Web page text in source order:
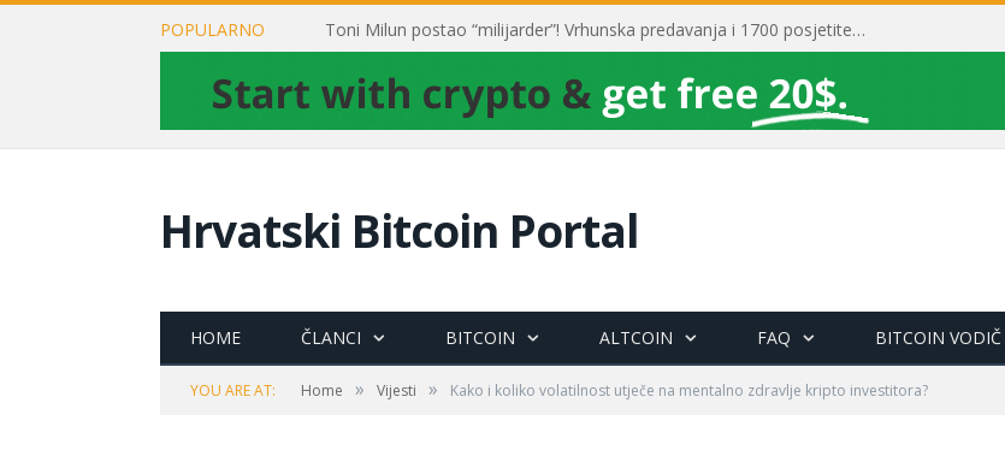
POPULARNO Toni Milun postao “milijarder”! Vrhunska predavanja i 1700 posjetitelja obilježili su mjesec financijske pismenosti
Hrvatski Bitcoin Portal
HOME ČLANCI BITCOIN ALTCOIN FAQ BITCOIN VODIČ
YOU ARE AT: Home » Vijesti » Kako i koliko volatilnost utječe na mentalno zdravlje kripto investitora?